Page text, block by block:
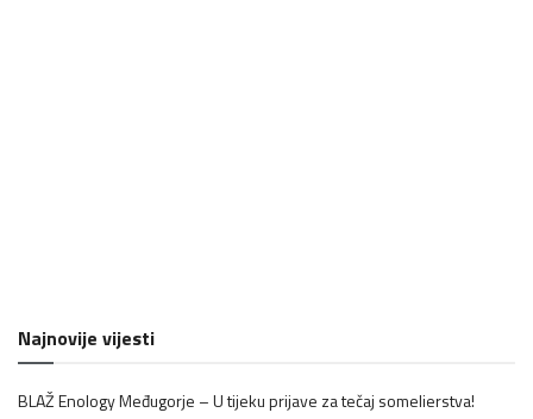
Najnovije vijesti
BLAŽ Enology Međugorje – U tijeku prijave za tečaj somelierstva!